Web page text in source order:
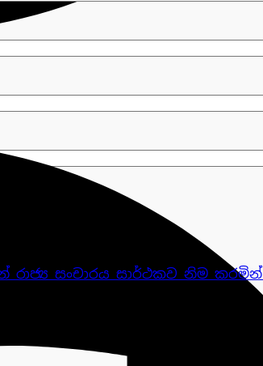
රාජ්‍ය සංචාරය සාර්ථකව නිම